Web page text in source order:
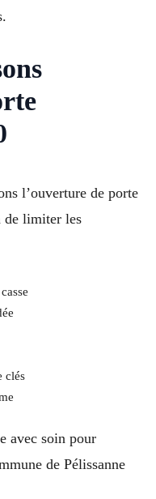
l’ouverture de porte
de limiter les
clés
avec soin pour
de Pélissanne